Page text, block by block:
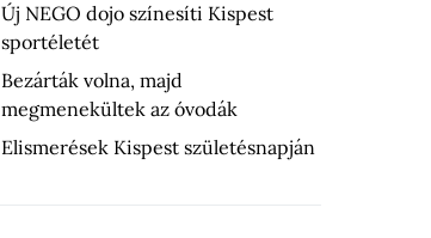
Új NEGO dojo színesíti Kispest
sportéletét
Bezárták volna, majd
megmenekültek az óvodák
Elismerések Kispest születésnapján